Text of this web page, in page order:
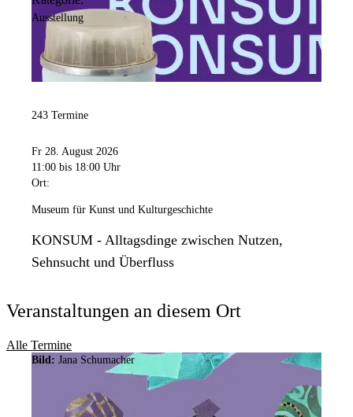
Ausstellung
243 Termine
Fr 28. August 2026
11:00 bis 18:00 Uhr
Ort:
Museum für Kunst und Kulturgeschichte
KONSUM - Alltagsdinge zwischen Nutzen,
Sehnsucht und Überfluss
Veranstaltungen an diesem Ort
Alle Termine
Bild: Jana Schumacher